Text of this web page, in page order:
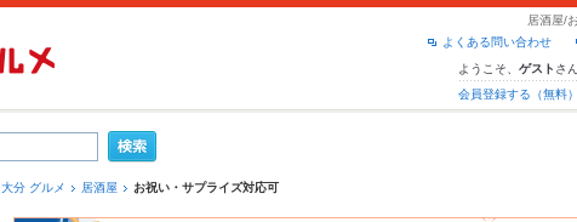
居酒屋/
よくある問い合わせ
ようこそ、 ゲスト さん
会員登録する（無料）
大分 グルメ 居酒屋 お祝い・サプライズ対応可